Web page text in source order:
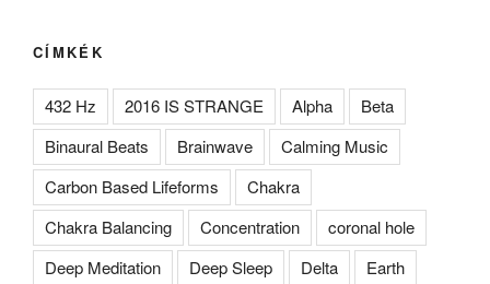
CÍMKÉK
432 Hz 2016 IS STRANGE Alpha
Beta
Binaural Beats
Brainwave
Calming Music
Carbon Based Lifeforms
Chakra
Chakra Balancing
Concentration
coronal hole
Deep Meditation
Deep Sleep Delta
Earth